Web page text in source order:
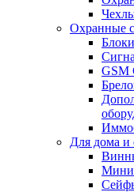
Охранные
GSM
Для дома и